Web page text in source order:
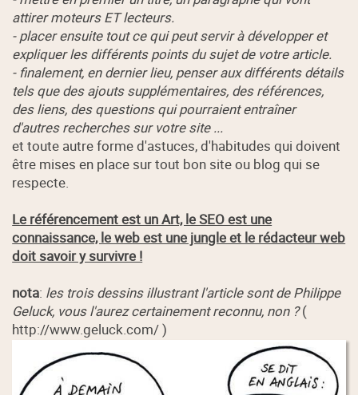
attirer moteurs ET lecteurs.
- placer ensuite tout ce qui peut servir à développer et
expliquer les différents points du sujet de votre article.
- finalement, en dernier lieu, penser aux différents détails
tels que des ajouts supplémentaires, des références,
des liens, des questions qui pourraient entraîner
d'autres recherches sur votre site ...
et toute autre forme d'astuces, d'habitudes qui doivent
être mises en place sur tout bon site ou blog qui se
respecte.
Le référencement est un Art, le SEO est une
connaissance, le web est une jungle et le rédacteur web
doit savoir y survivre !
nota: les trois dessins illustrant l'article sont de Philippe
Geluck, vous l'aurez certainement reconnu, non ?(
http://www.geluck.com/ )